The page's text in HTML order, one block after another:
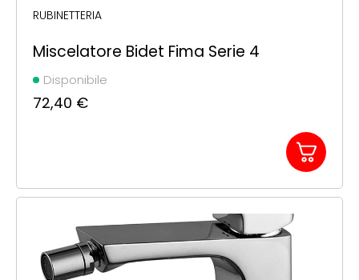
RUBINETTERIA
Miscelatore Bidet Fima Serie 4
Disponibile
72,40 €